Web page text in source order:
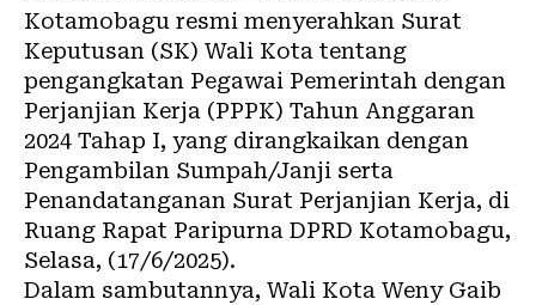
Kotamobagu resmi menyerahkan Surat
Keputusan (SK) Wali Kota tentang
pengangkatan Pegawai Pemerintah dengan
Perjanjian Kerja (PPPK) Tahun Anggaran
2024 Tahap I, yang dirangkaikan dengan
Pengambilan Sumpah/Janji serta
Penandatanganan Surat Perjanjian Kerja, di
Ruang Rapat Paripurna DPRD Kotamobagu,
Selasa, (17/6/2025).
Dalam sambutannya, Wali Kota Weny Gaib